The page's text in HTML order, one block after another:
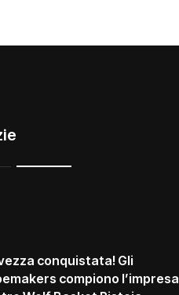
conquistata! Gli
compiono l’impresa